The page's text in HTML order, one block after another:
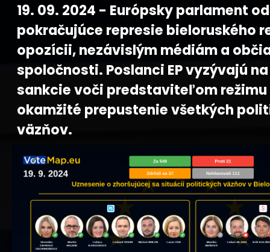
19. 09. 2024 - Európsky parlament
pokračujúce represie bieloruského
opozícii, nezávislým médiám a
spoločnosti. Poslanci EP vyzývajú
sankcie voči predstaviteľom režimu
okamžité prepustenie všetkých
väzňov.